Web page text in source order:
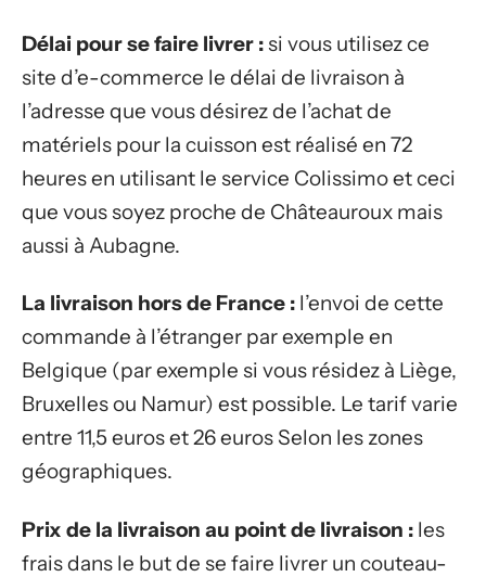
Délai pour se faire livrer :si vous utilisez ce
site d’e-commerce le délai de livraison à
l’adresse que vous désirez de l’achat de
matériels pour la cuisson est réalisé en 72
heures en utilisant le service Colissimo et ceci
que vous soyez proche de Châteauroux mais
aussi à Aubagne.
La livraison hors de France : l’envoi de cette
commande à l’étranger par exemple en
Belgique (par exemple si vous résidez à Liège,
Bruxelles ou Namur) est possible. Le tarif varie
entre 11,5 euros et 26 euros Selon les zones
géographiques.
Prix de la livraison au point de livraison : les
frais dans le but de se faire livrer un couteau-